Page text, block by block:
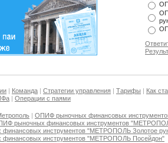
| Команда | Стратегии управления | Тарифы | Как
| Операции с паями
| ОПИФ рыночных финансовых
рыночных финансовых инструментов
финансовых инструментов "МЕТРОПОЛЬ Золотое
финансовых инструментов "МЕТРОПОЛЬ Посейдон"